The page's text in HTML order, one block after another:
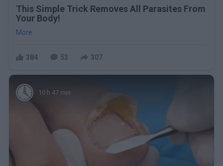
This Simple Trick Removes All Parasites From
Your Body!
More
384 53 307
10 h 47 min